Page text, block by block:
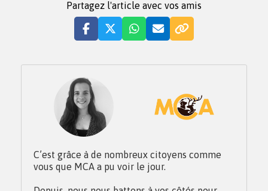
Partagez l'article avec vos amis
C’est grâce à de nombreux citoyens comme
vous que MCA a pu voir le jour.